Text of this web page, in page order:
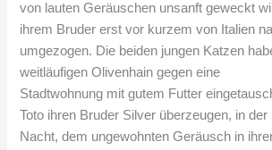
von lauten Geräuschen unsanft geweckt
ihrem Bruder erst vor kurzem von Italien
umgezogen. Die beiden jungen Katzen
weitläufigen Olivenhain gegen eine
Stadtwohnung mit gutem Futter
Toto ihren Bruder Silver überzeugen, in
Nacht, dem ungewohnten Geräusch in